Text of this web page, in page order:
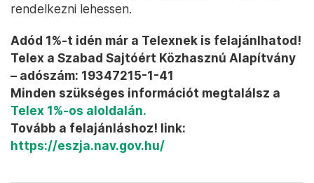
rendelkezni lehessen.
Adód 1%-t idén már a Telexnek is felajánlhatod!
Telex a Szabad Sajtóért Közhasznú Alapítvány
– adószám: 19347215-1-41
Minden szükséges információt megtalálsz a
Telex 1%-os aloldalán.
Tovább a felajánláshoz! link:
https://eszja.nav.gov.hu/